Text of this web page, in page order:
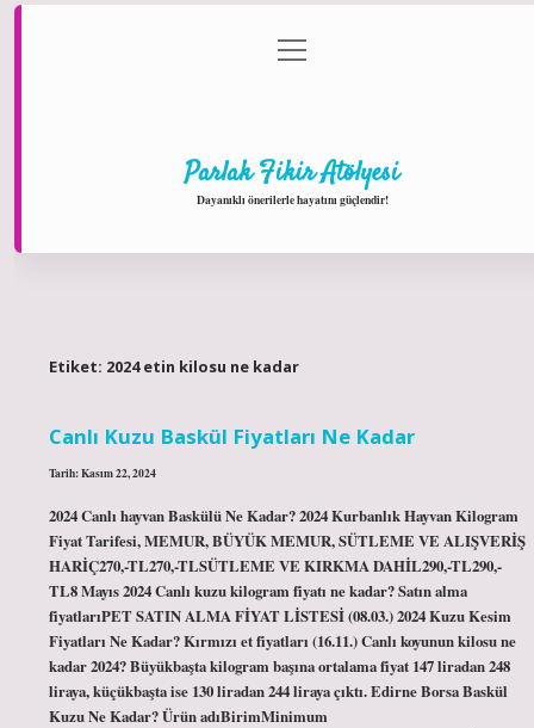
Gizlilik Politikası
menüyü
aç
Parlak Fikir Atölyesi
Dayanıklı önerilerle hayatını güçlendir!
Etiket: 2024 etin kilosu ne kadar
Canlı Kuzu Baskül Fiyatları Ne Kadar
Tarih: Kasım 22, 2024
2024 Canlı hayvan Baskülü Ne Kadar? 2024 Kurbanlık Hayvan Kilogram
Fiyat Tarifesi, MEMUR, BÜYÜK MEMUR, SÜTLEME VE ALIŞVERİŞ
HARİÇ270,-TL270,-TLSÜTLEME VE KIRKMA DAHİL290,-TL290,-
TL8 Mayıs 2024 Canlı kuzu kilogram fiyatı ne kadar? Satın alma
fiyatlarıPET SATIN ALMA FİYAT LİSTESİ (08.03.) 2024 Kuzu Kesim
Fiyatları Ne Kadar? Kırmızı et fiyatları (16.11.) Canlı koyunun kilosu ne
kadar 2024? Büyükbaşta kilogram başına ortalama fiyat 147 liradan 248
liraya, küçükbaşta ise 130 liradan 244 liraya çıktı. Edirne Borsa Baskül
Kuzu Ne Kadar? Ürün adıBirimMinimum